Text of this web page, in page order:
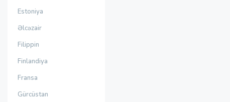
Estoniya
Əlcəzair
Filippin
Finlandiya
Fransa
Gürcüstan